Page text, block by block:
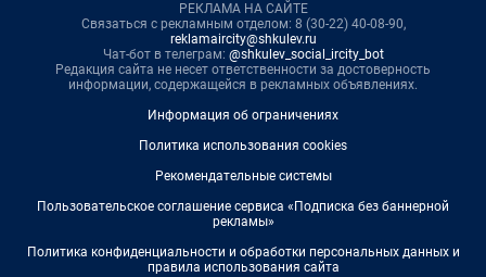
РЕКЛАМА НА САЙТЕ
Связаться с рекламным отделом: 8 (30-22) 40-08-90,
reklamaircity@shkulev.ru
Чат-бот в телеграм: @shkulev_social_ircity_bot
Редакция сайта не несет ответственности за достоверность
информации, содержащейся в рекламных объявлениях.
Информация об ограничениях
Политика использования cookies
Рекомендательные системы
Пользовательское соглашение сервиса «Подписка без баннерной
рекламы»
Политика конфиденциальности и обработки персональных данных и
правила использования сайта